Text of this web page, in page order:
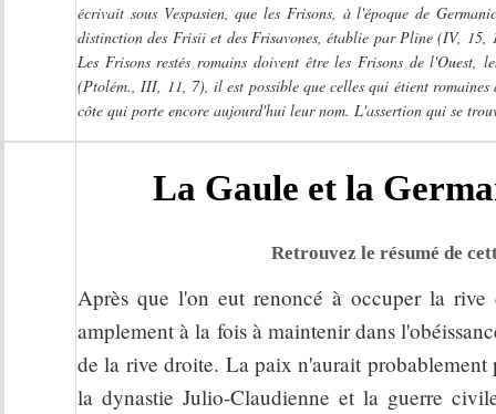
écrivait sous Vespasien, que les Frisons, à l'époque de
distinction des Frisii et des Frisavones, établie par Pline (IV,
Les Frisons restés romains doivent être les Frisons de l'Ouest,
(Ptolém., III, 11, 7), il est possible que celles qui étient
côte qui porte encore aujourd'hui leur nom. L'assertion qui se
La Gaule et la
Retrouvez le résumé de
Après que l'on eut renoncé à occuper la
amplement à la fois à maintenir dans
de la rive droite. La paix n'aurait
la dynastie Julio-Claudienne et la guerre